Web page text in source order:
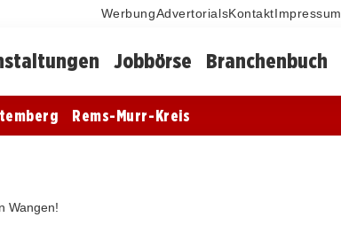
WerbungAdvertorialsKontakt Impressum
Jobbörse Branchenbuch
Rems-Murr-Kreis
Wangen!